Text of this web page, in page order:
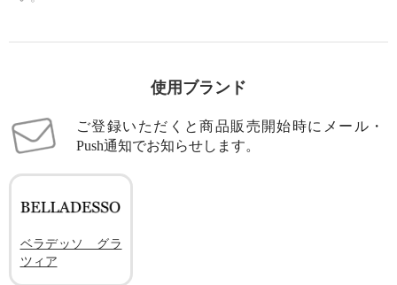
使用ブランド
ご登録いただくと商品販売開始時にメール・
Push通知でお知らせします。
ベラデッソ グラ
ツィア